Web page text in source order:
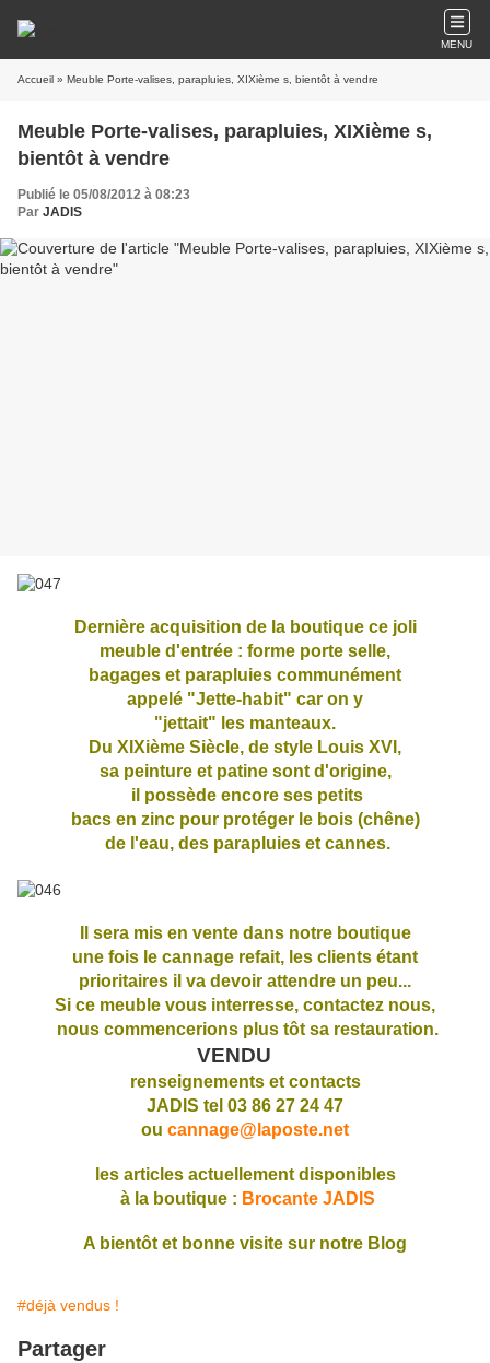
MENU
Accueil » Meuble Porte-valises, parapluies, XIXième s, bientôt à vendre
Meuble Porte-valises, parapluies, XIXième s,
bientôt à vendre
Publié le 05/08/2012 à 08:23
Par JADIS
Dernière acquisition de la boutique ce joli
meuble d'entrée : forme porte selle,
bagages et parapluies communément
appelé "Jette-habit" car on y
"jettait" les manteaux.
Du XIXième Siècle, de style Louis XVI,
sa peinture et patine sont d'origine,
il possède encore ses petits
bacs en zinc pour protéger le bois (chêne)
de l'eau, des parapluies et cannes.
Il sera mis en vente dans notre boutique
une fois le cannage refait, les clients étant
prioritaires il va devoir attendre un peu...
Si ce meuble vous interresse, contactez nous,
nous commencerions plus tôt sa restauration.
VENDU
renseignements et contacts
JADIS tel 03 86 27 24 47
ou cannage@laposte.net
les articles actuellement disponibles
à la boutique : Brocante JADIS
A bientôt et bonne visite sur notre Blog
#déjà vendus !
Partager